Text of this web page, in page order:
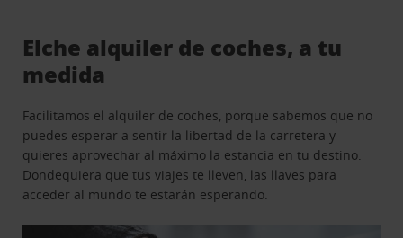
Elche alquiler de coches, a tu
medida
Facilitamos el alquiler de coches, porque sabemos que no
puedes esperar a sentir la libertad de la carretera y
quieres aprovechar al máximo la estancia en tu destino.
Dondequiera que tus viajes te lleven, las llaves para
acceder al mundo te estarán esperando.